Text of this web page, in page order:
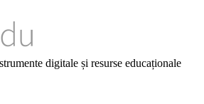
digitale și resurse educaționale